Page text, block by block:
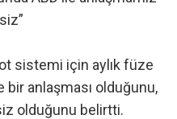
sistemi için aylık füze
bir anlaşması olduğunu,
olduğunu belirtti.